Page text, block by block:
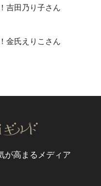
吉田乃り子さん
金氏えりこさん
が高まるメディア